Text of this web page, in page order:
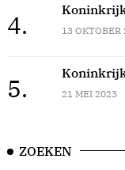
4. 13 OKTOBER
5. 21 MEI 2023
ZOEKEN